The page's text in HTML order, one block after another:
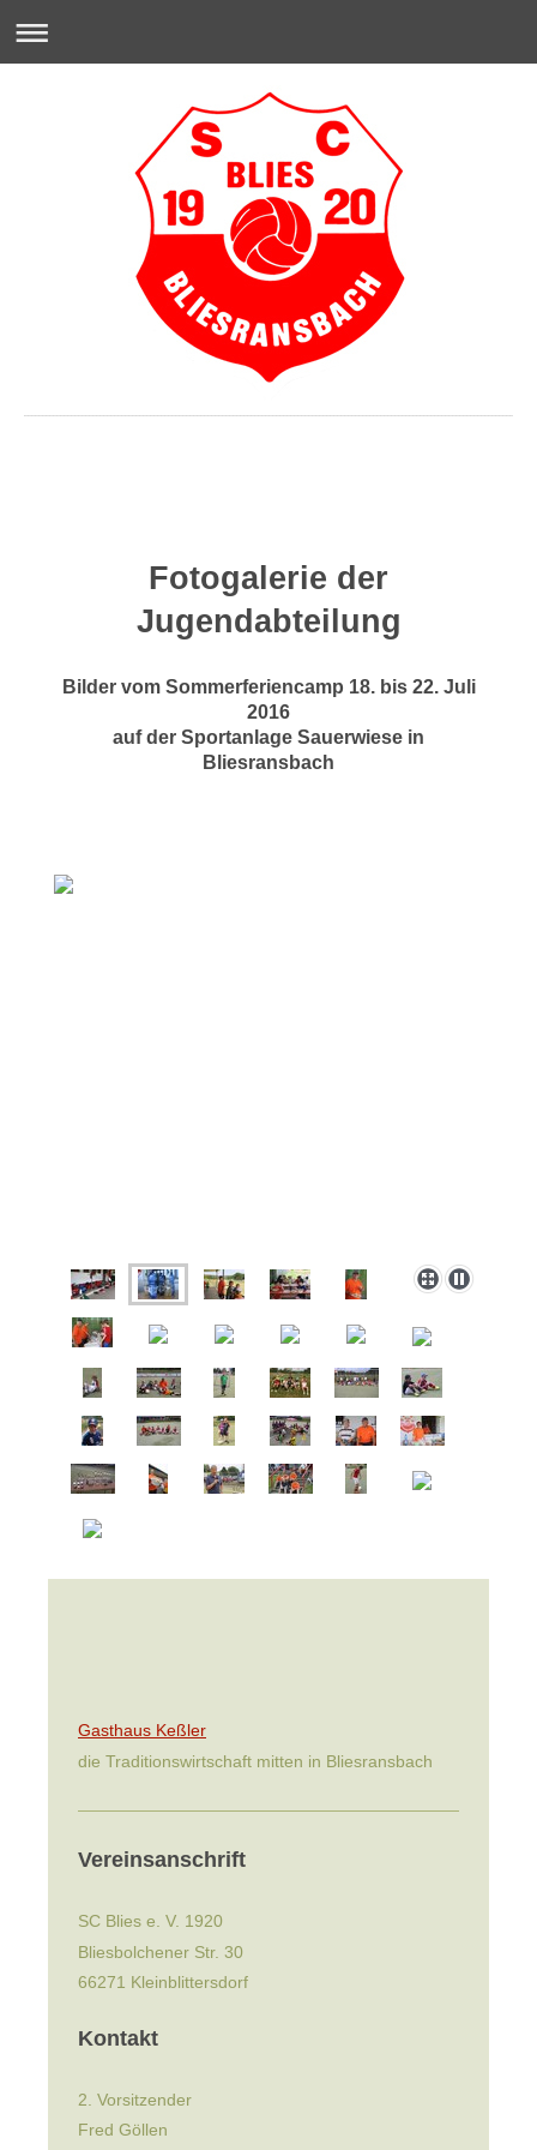
Fotogalerie der
Jugendabteilung
Bilder vom Sommerferiencamp 18. bis 22. Juli
2016
auf der Sportanlage Sauerwiese in
Bliesransbach
Gasthaus Keßler
die Traditionswirtschaft mitten in Bliesransbach
Vereinsanschrift
SC Blies e. V. 1920
Bliesbolchener Str. 30
66271 Kleinblittersdorf
Kontakt
2. Vorsitzender
Fred Göllen